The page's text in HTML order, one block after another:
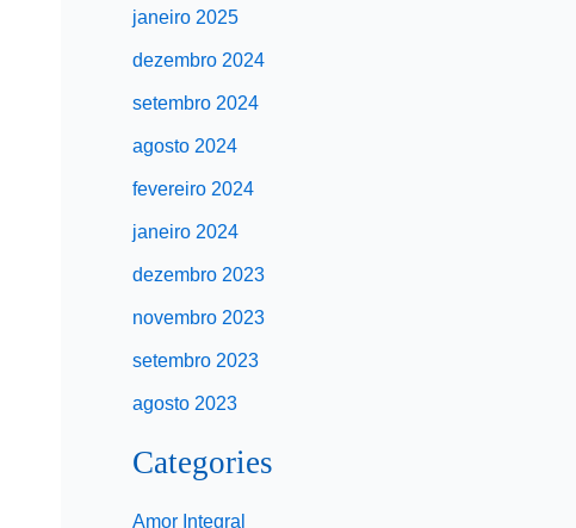
janeiro 2025
dezembro 2024
setembro 2024
agosto 2024
fevereiro 2024
janeiro 2024
dezembro 2023
novembro 2023
setembro 2023
agosto 2023
Categories
Amor Integral